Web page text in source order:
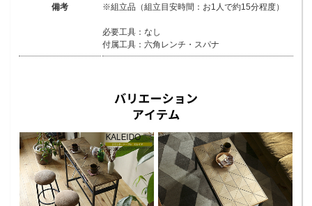
備考 ※組立品（組立目安時間：お1人で約15分程度）
必要工具：なし
付属工具：六角レンチ・スパナ